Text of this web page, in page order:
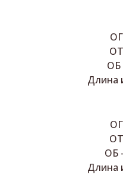
ОБ
Длина
ОБ
Длина